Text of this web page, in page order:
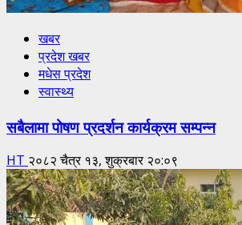
खबर
प्रदेश खबर
मधेस प्रदेश
स्वास्थ्य
सबैलामा पोषण प्रदर्शन कार्यक्रम सम्पन्न
HT २०८२ चैत्र १३, शुक्रबार २०:०९